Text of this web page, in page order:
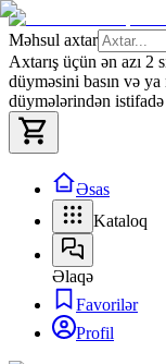
Məhsul axtar
Axtarış üçün ən azı 2
düyməsini basın və
düymələrindən
Əsas
Kataloq
Əlaqə
Favorilər
Profil